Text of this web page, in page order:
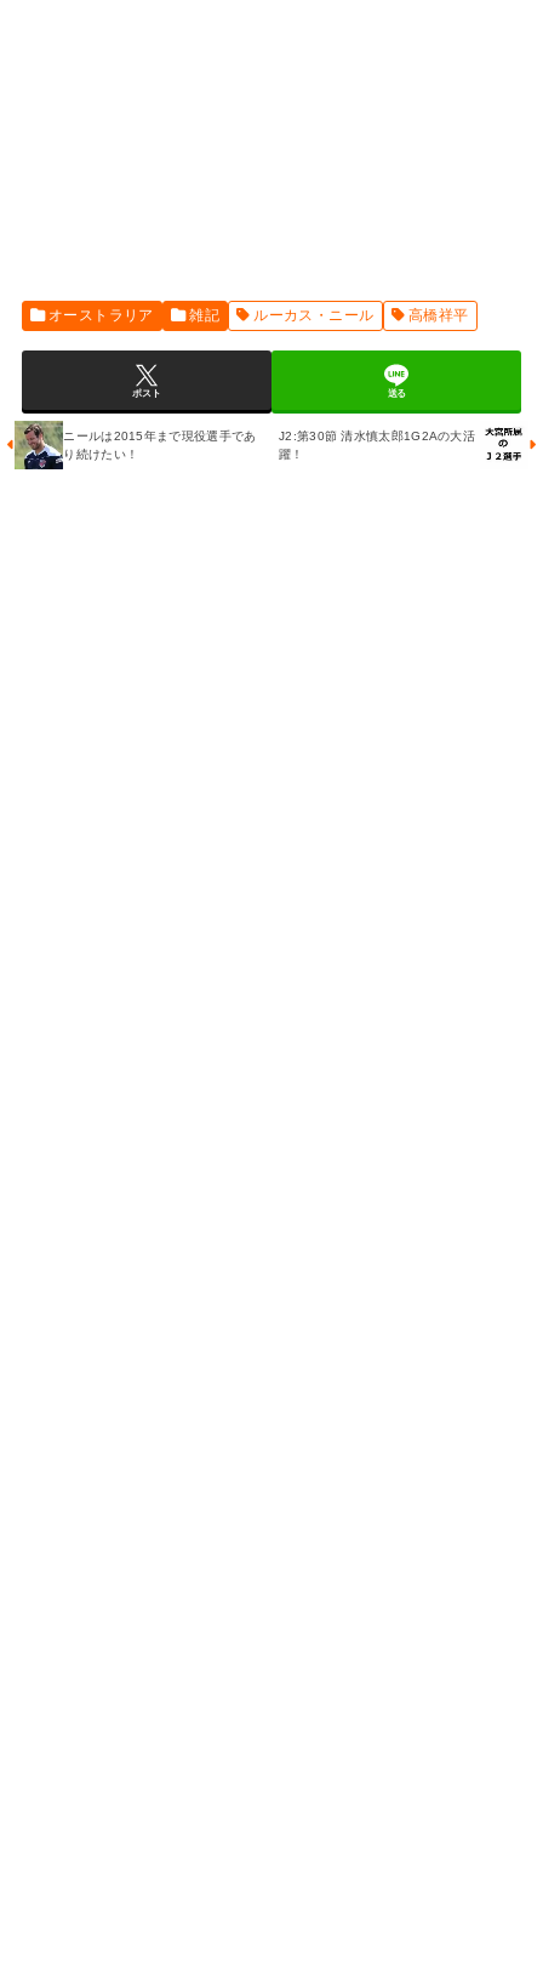
オーストラリア 雑記 ルーカス・ニール 高橋祥平
ポスト 送る
ニールは2015年まで現役選手であ
り続けたい！
J2:第30節 清水慎太郎1G2Aの大活
躍！